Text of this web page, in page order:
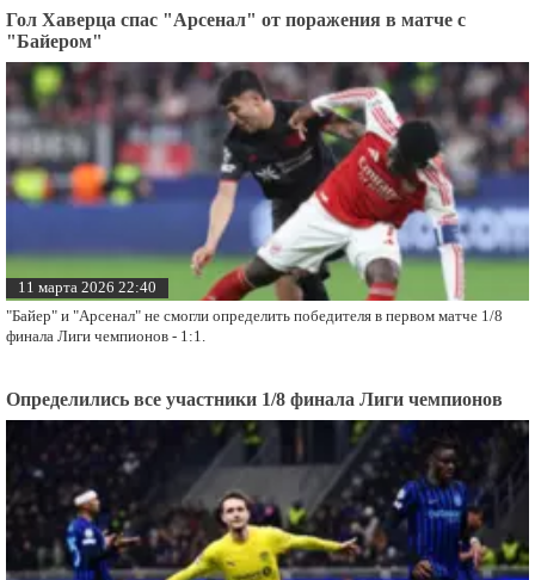
Гол Хаверца спас "Арсенал" от поражения в матче с
"Байером"
11 марта 2026 22:40
"Байер" и "Арсенал" не смогли определить победителя в первом матче 1/8
финала Лиги чемпионов - 1:1.
Определились все участники 1/8 финала Лиги чемпионов